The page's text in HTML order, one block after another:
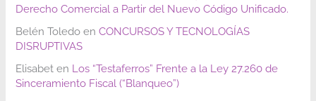
Derecho Comercial a Partir del Nuevo Código Unificado.
Belén Toledo enCONCURSOS Y TECNOLOGÍAS
DISRUPTIVAS
Elisabet en Los “Testaferros” Frente a la Ley 27.260 de
Sinceramiento Fiscal (“Blanqueo”)